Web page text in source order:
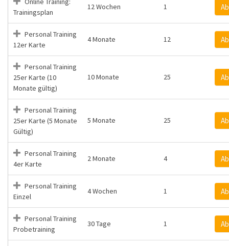
Trainingsplan
12 Wochen 1
Personal Training
12er Karte
4 Monate 12
Personal Training
25er Karte (10
Monate gültig)
10 Monate 25
Personal Training
25er Karte (5 Monate
Gültig)
5 Monate 25
Personal Training
4er Karte
2 Monate 4
Personal Training
Einzel
4 Wochen 1
Personal Training
Probetraining
30 Tage 1